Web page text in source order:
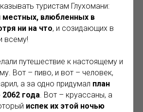
туристам Глухомани:
местных, влюбленных в
ни на что, и созидающих в
всему!
путешествие к настоящему и
Вот – пиво, и вот – человек,
а за одно придумал план
года. Вот – круассаны, а
испек их этой ночью